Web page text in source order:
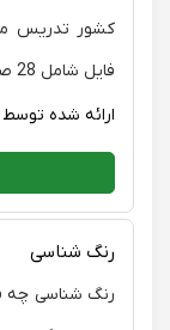
کشور تدریس
فایل شامل 28 صفحه و به صورت pdf است.
ارائه شده
رنگ شناسی
رنگ شناسی چه